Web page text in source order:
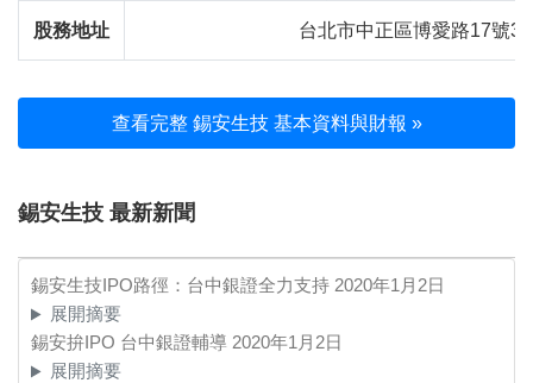
股務地址 台北市中正區博愛路17號3
查看完整 錫安生技 基本資料與財報 »
錫安生技 最新新聞
錫安生技IPO路徑：台中銀證全力支持 2020年1月2日
展開摘要
錫安拚IPO 台中銀證輔導 2020年1月2日
展開摘要